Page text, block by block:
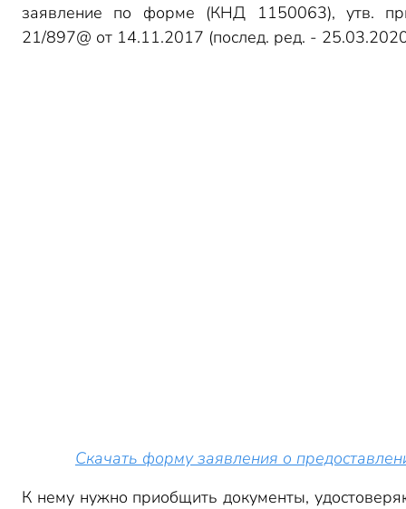
заявление по форме (КНД 1150063),
21/897@ от 14.11.2017 (послед. ред. -
Скачать форму заявления о
К нему нужно приобщить документы,